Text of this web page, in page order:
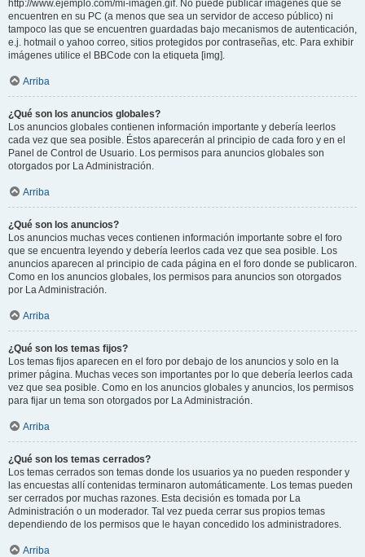
http://www.ejemplo.com/mi-imagen.gif. No puede publicar imágenes que se
encuentren en su PC (a menos que sea un servidor de acceso público) ni
tampoco las que se encuentren guardadas bajo mecanismos de autenticación,
e.j. hotmail o yahoo correo, sitios protegidos por contraseñas, etc. Para exhibir
imágenes utilice el BBCode con la etiqueta [img].
Arriba
¿Qué son los anuncios globales?
Los anuncios globales contienen información importante y debería leerlos
cada vez que sea posible. Éstos aparecerán al principio de cada foro y en el
Panel de Control de Usuario. Los permisos para anuncios globales son
otorgados por La Administración.
Arriba
¿Qué son los anuncios?
Los anuncios muchas veces contienen información importante sobre el foro
que se encuentra leyendo y debería leerlos cada vez que sea posible. Los
anuncios aparecen al principio de cada página en el foro donde se publicaron.
Como en los anuncios globales, los permisos para anuncios son otorgados
por La Administración.
Arriba
¿Qué son los temas fijos?
Los temas fijos aparecen en el foro por debajo de los anuncios y solo en la
primer página. Muchas veces son importantes por lo que debería leerlos cada
vez que sea posible. Como en los anuncios globales y anuncios, los permisos
para fijar un tema son otorgados por La Administración.
Arriba
¿Qué son los temas cerrados?
Los temas cerrados son temas donde los usuarios ya no pueden responder y
las encuestas allí contenidas terminaron automáticamente. Los temas pueden
ser cerrados por muchas razones. Esta decisión es tomada por La
Administración o un moderador. Tal vez pueda cerrar sus propios temas
dependiendo de los permisos que le hayan concedido los administradores.
Arriba